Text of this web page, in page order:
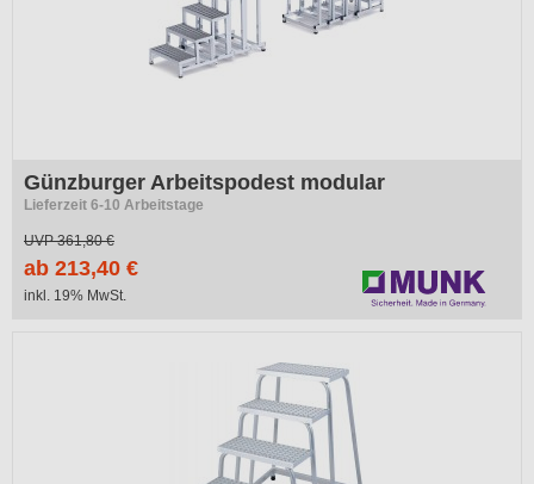
Günzburger Arbeitspodest modular
Lieferzeit 6-10 Arbeitstage
UVP361,80 €
ab 213,40 €
inkl. 19% MwSt.